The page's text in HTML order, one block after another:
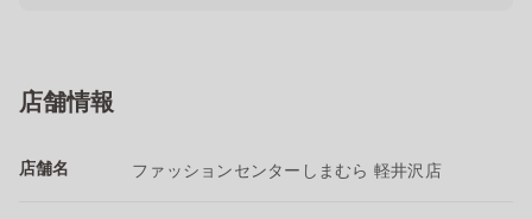
店舗情報
店舗名 ファッションセンターしまむら 軽井沢店